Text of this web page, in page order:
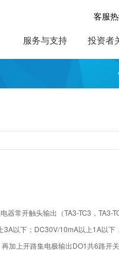
客服热
服务与支持 投资者
器常开触头输出（TA3-TC3，TA3-
3A以下；DC30V/10mA以上1A以
加上开路集电极输出DO1共6路开